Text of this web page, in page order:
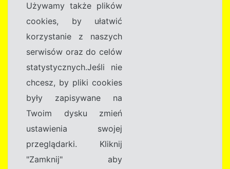
Używamy także plików
cookies, by ułatwić
korzystanie z naszych
serwisów oraz do celów
statystycznych.Jeśli nie
chcesz, by pliki cookies
były zapisywane na
Twoim dysku zmień
ustawienia swojej
przeglądarki. Kliknij
"Zamknij" aby